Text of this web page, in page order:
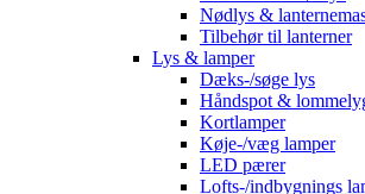
Nødlys &
Tilbehør til lanterner
Lys & lamper
Dæks-/søge lys
Håndspot &
Kortlamper
Køje-/væg lamper
LED pærer
Lofts-/indbygnings